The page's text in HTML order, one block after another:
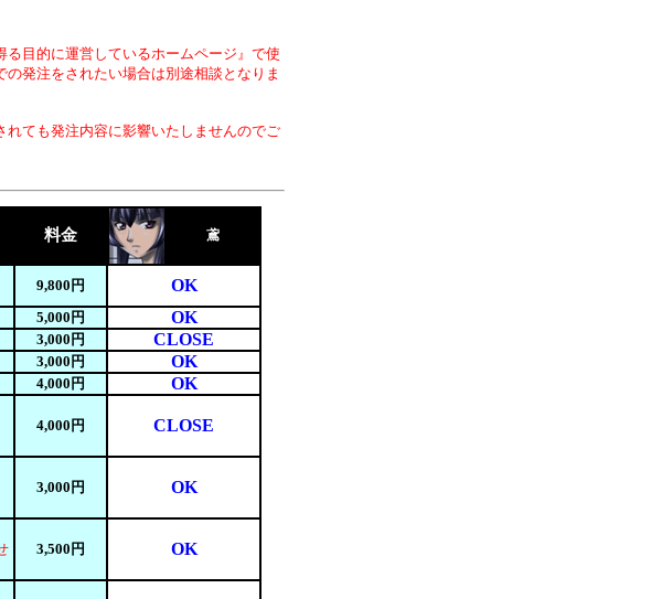
目的に運営しているホームページ』で使
発注をされたい場合は別途相談となりま
ても発注内容に影響いたしませんのでご
料金 鳶
9,800円 OK
5,000円 OK
3,000円 CLOSE
3,000円 OK
4,000円 OK
4,000円 CLOSE
3,000円 OK
3,500円 OK